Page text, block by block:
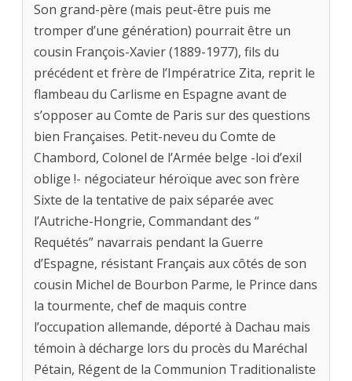
Son grand-père (mais peut-être puis me
tromper d’une génération) pourrait être un
cousin François-Xavier (1889-1977), fils du
précédent et frère de l’Impératrice Zita, reprit le
flambeau du Carlisme en Espagne avant de
s’opposer au Comte de Paris sur des questions
bien Françaises. Petit-neveu du Comte de
Chambord, Colonel de l’Armée belge -loi d’exil
oblige !- négociateur héroïque avec son frère
Sixte de la tentative de paix séparée avec
l’Autriche-Hongrie, Commandant des “
Requétés” navarrais pendant la Guerre
d’Espagne, résistant Français aux côtés de son
cousin Michel de Bourbon Parme, le Prince dans
la tourmente, chef de maquis contre
l’occupation allemande, déporté à Dachau mais
témoin à décharge lors du procès du Maréchal
Pétain, Régent de la Communion Traditionaliste